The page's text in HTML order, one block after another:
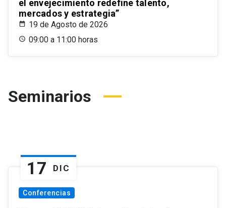
el envejecimiento redefine talento,
mercados y estrategia”
19 de Agosto de 2026
09:00 a 11:00 horas
Seminarios
17 DIC
Conferencias